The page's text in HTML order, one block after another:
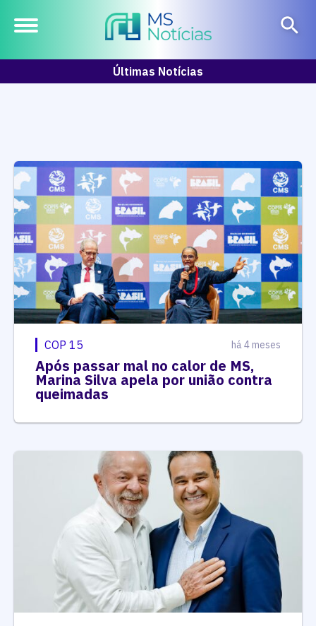
Últimas Notícias
COP 15 há 4 meses
Após passar mal no calor de MS,
Marina Silva apela por união contra
queimadas